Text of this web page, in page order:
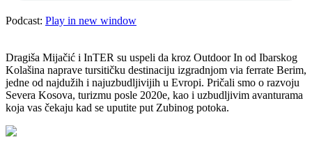
Podcast: Play in new window
Dragiša Mijačić i InTER su uspeli da kroz Outdoor In od Ibarskog
Kolašina naprave tursitičku destinaciju izgradnjom via ferrate Berim,
jedne od najdužih i najuzbudljivijih u Evropi. Pričali smo o razvoju
Severa Kosova, turizmu posle 2020e, kao i uzbudljivim avanturama
koja vas čekaju kad se uputite put Zubinog potoka.